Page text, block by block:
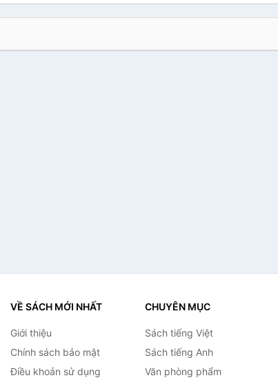
VỀ SÁCH MỚI NHẤT
Giới thiệu
Chính sách bảo mật
Điều khoản sử dụng
CHUYÊN MỤC
Sách tiếng Việt
Sách tiếng Anh
Văn phòng phẩm